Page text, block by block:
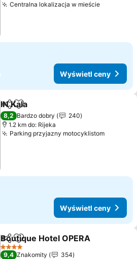
Centralna lokalizacja w mieście
Wyświetl ceny
UdostępnijDodaj do ulubionych
IN Kala
8,2 Bardzo dobry
240
1.2 km do: Rijeka
Parking przyjazny motocyklistom
Wyświetl ceny
UdostępnijDodaj do ulubionych
Boutique Hotel OPERA
4 Kategoria
9,4 Znakomity
354